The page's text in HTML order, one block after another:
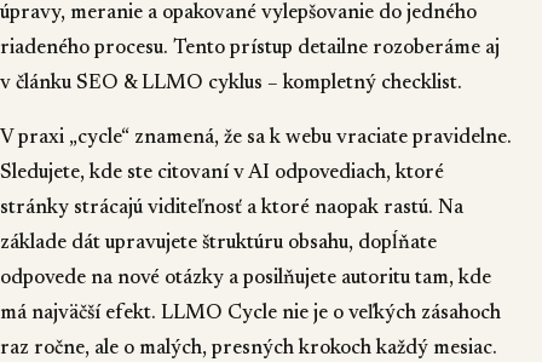
úpravy, meranie a opakované vylepšovanie do jedného
riadeného procesu. Tento prístup detailne rozoberáme aj
v článku SEO & LLMO cyklus – kompletný checklist.
V praxi „cycle“ znamená, že sa k webu vraciate pravidelne.
Sledujete, kde ste citovaní v AI odpovediach, ktoré
stránky strácajú viditeľnosť a ktoré naopak rastú. Na
základe dát upravujete štruktúru obsahu, dopĺňate
odpovede na nové otázky a posilňujete autoritu tam, kde
má najväčší efekt. LLMO Cycle nie je o veľkých zásahoch
raz ročne, ale o malých, presných krokoch každý mesiac.